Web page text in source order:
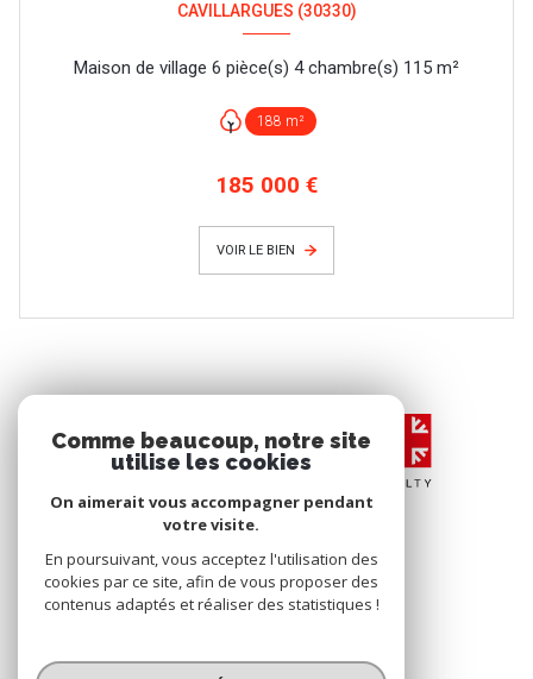
CAVILLARGUES (30330)
Maison de village 6 pièce(s) 4 chambre(s) 115 m²
188 m²
185 000 €
VOIR LE BIEN
© 2026 | Tous droits réservés
Comme beaucoup, notre site
utilise les cookies
On aimerait vous accompagner pendant
votre visite.
En poursuivant, vous acceptez l'utilisation des
cookies par ce site, afin de vous proposer des
contenus adaptés et réaliser des statistiques !